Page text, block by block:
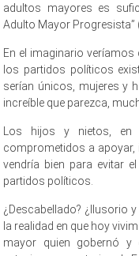
adultos mayores es
Adulto Mayor Progresista”
En el imaginario
los partidos políticos
serían únicos, mujeres y
increíble que parezca,
Los hijos y nietos, en
comprometidos a
vendría bien para evitar
partidos políticos.
¿Descabellado? ¿Ilusorio
la realidad en que hoy
mayor quien gobernó y